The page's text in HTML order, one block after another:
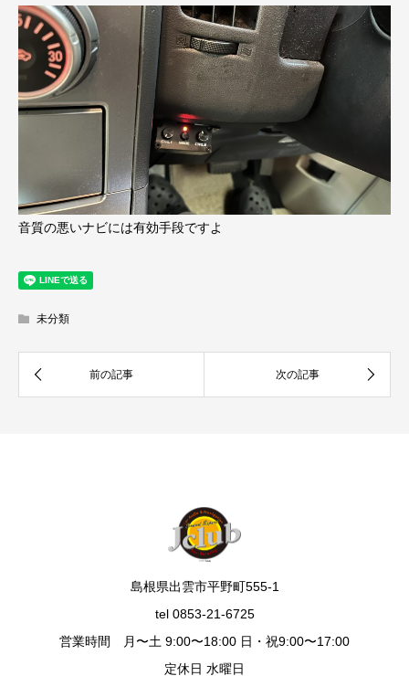
音質の悪いナビには有効手段ですよ
未分類
島根県出雲市平野町555-1
tel 0853-21-6725
営業時間 月〜土 9:00〜18:00 日・祝9:00〜17:00
定休日 水曜日